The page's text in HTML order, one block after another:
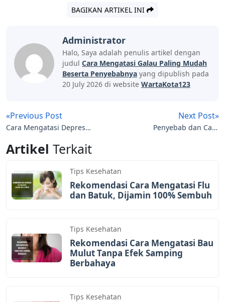
BAGIKAN ARTIKEL INI
Administrator
Halo, Saya adalah penulis artikel dengan
judul Cara Mengatasi Galau Paling Mudah
Beserta Penyebabnya yang dipublish pada
20 July 2026 di website WartaKota123
«Previous Post
Cara Mengatasi Depresi
Tentang Ciri-Cirinya
Next Post»
Penyebab dan Cara
Artikel Terkait
Tips Kesehatan
Rekomendasi Cara Mengatasi Flu
dan Batuk, Dijamin 100% Sembuh
Tips Kesehatan
Rekomendasi Cara Mengatasi Bau
Mulut Tanpa Efek Samping
Berbahaya
Tips Kesehatan